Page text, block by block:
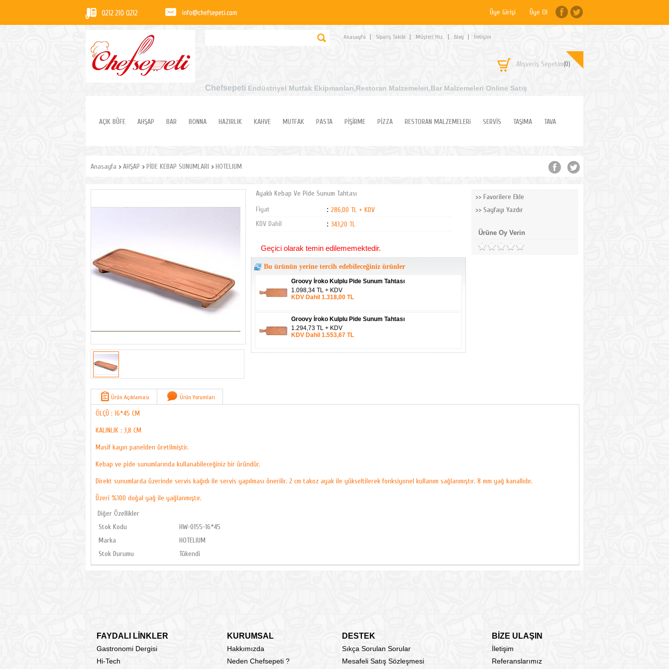
Üye Girişi Üye Ol
Anasayfa Sipariş Takibi Müşteri Hiz. Blog İletişim
Alışveriş Sepetim(0)
Chefsepeti Endüstriyel Mutfak Ekipmanları,Restoran Malzemeleri,Bar Malzemeleri Online Satış
AÇIK BÜFE AHŞAP BAR BONNA HAZIRLIK KAHVE MUTFAK PASTA PİŞİRME PİZZA RESTORAN MALZEMELERi SERVİS TAŞIMA TAVA
Anasayfa AHŞAP PİDE KEBAP SUNUMLARI HOTELIUM
Ayaklı Kebap Ve Pide Sunum Tahtası
Fiyat
: 286,00 TL + KDV
KDV Dahil
: 343,20 TL
Geçici olarak temin edilememektedir.
Bu ürünün yerine tercih edebileceğiniz ürünler
Groovy İroko Kulplu Pide Sunum Tahtası
1.098,34 TL + KDV
KDV Dahil 1.318,00 TL
Groovy İroko Kulplu Pide Sunum Tahtası
1.294,73 TL + KDV
KDV Dahil 1.553,67 TL
Favorilere Ekle
Sayfayı Yazdır
Ürüne Oy Verin
Ürün Açıklaması Ürün Yorumları
ÖLÇÜ : 16*45 CM
KALINLIK : 3,8 CM
Masif kayın panelden üretilmiştir.
Kebap ve pide sunumlarında kullanabileceğiniz bir üründür.
Direkt sunumlarda üzerinde servis kağıdı ile servis yapılması önerilir. 2 cm takoz ayak ile yükseltilerek fonksiyonel kullanım sağlanmıştır. 8 mm yağ kanallıdır.
Üzeri %100 doğal yağ ile yağlanmıştır.
Diğer Özellikler
Stok Kodu
HW-0155-16*45
Marka
HOTELIUM
Stok Durumu
Tükendi
FAYDALI LİNKLER KURUMSAL DESTEK BİZE ULAŞIN
Gastronomi Dergisi Hakkımızda Sıkça Sorulan Sorular
İletişim
Hi-Tech
Neden Chefsepeti ? Mesafeli Satış Sözleşmesi Referanslarımız